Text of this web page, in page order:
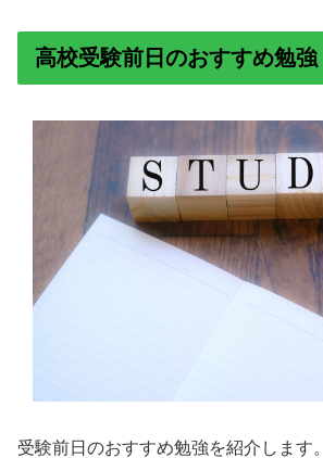
高校受験前日のおすすめ勉強
受験前日のおすすめ勉強を紹介します。